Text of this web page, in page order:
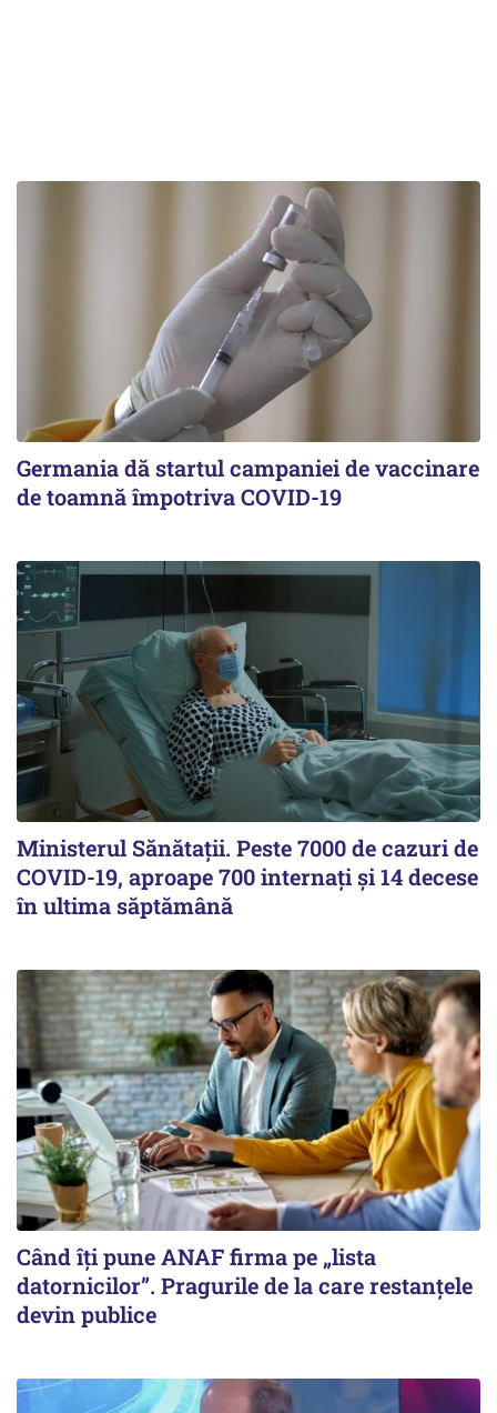
Germania dă startul campaniei de vaccinare
de toamnă împotriva COVID-19
Ministerul Sănătații. Peste 7000 de cazuri de
COVID-19, aproape 700 internați și 14 decese
în ultima săptămână
Când îți pune ANAF firma pe „lista
datornicilor”. Pragurile de la care restanțele
devin publice